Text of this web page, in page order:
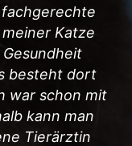
Katze
besteht dort
war schon mit
kann man
Tierärztin